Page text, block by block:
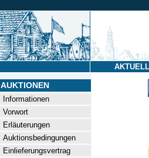
AUKTIONEN
Informationen
Vorwort
Erläuterungen
Auktionsbedingungen
Einlieferungsvertrag